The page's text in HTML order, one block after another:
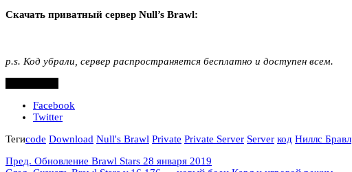
Скачать приватный сервер Null’s Brawl:
p.s. Код убрали, сервер распространяется бесплатно и доступен всем.
Facebook
Twitter
Тегиcode Download Null's Brawl Private Private Server Server код Ниллс Бравл
Пред. Обновление Brawl Stars 28 января 2019